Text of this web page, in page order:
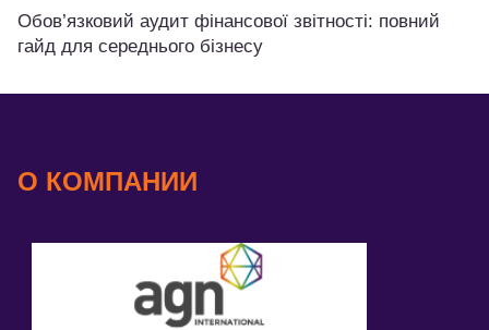
Обов’язковий аудит фінансової звітності: повний
гайд для середнього бізнесу
О КОМПАНИИ